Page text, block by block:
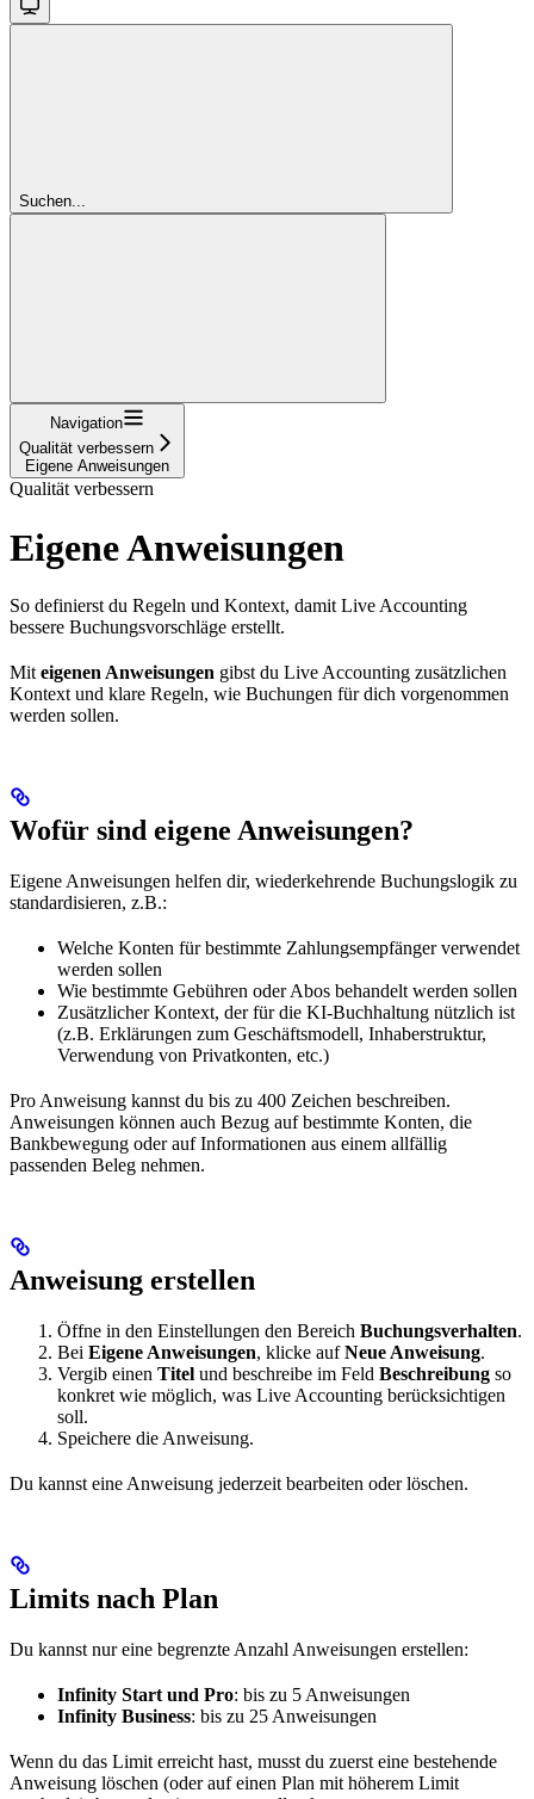
Suchen...
Navigation
Qualität verbessern
Eigene Anweisungen
Qualität verbessern
Eigene Anweisungen
So definierst du Regeln und Kontext, damit Live Accounting
bessere Buchungsvorschläge erstellt.
Mit eigenen Anweisungen gibst du Live Accounting zusätzlichen
Kontext und klare Regeln, wie Buchungen für dich vorgenommen
werden sollen.
Wofür sind eigene Anweisungen?
Eigene Anweisungen helfen dir, wiederkehrende Buchungslogik zu
standardisieren, z.B.:
Welche Konten für bestimmte Zahlungsempfänger verwendet
werden sollen
Wie bestimmte Gebühren oder Abos behandelt werden sollen
Zusätzlicher Kontext, der für die KI-Buchhaltung nützlich ist
(z.B. Erklärungen zum Geschäftsmodell, Inhaberstruktur,
Verwendung von Privatkonten, etc.)
Pro Anweisung kannst du bis zu 400 Zeichen beschreiben.
Anweisungen können auch Bezug auf bestimmte Konten, die
Bankbewegung oder auf Informationen aus einem allfällig
passenden Beleg nehmen.
Anweisung erstellen
Öffne in den Einstellungen den Bereich Buchungsverhalten.
Bei Eigene Anweisungen, klicke aufNeue Anweisung.
Vergib einen Titel und beschreibe im Feld Beschreibung so
konkret wie möglich, was Live Accounting berücksichtigen
soll.
Speichere die Anweisung.
Du kannst eine Anweisung jederzeit bearbeiten oder löschen.
Limits nach Plan
Du kannst nur eine begrenzte Anzahl Anweisungen erstellen:
Infinity Start und Pro: bis zu 5 Anweisungen
Infinity Business: bis zu 25 Anweisungen
Wenn du das Limit erreicht hast, musst du zuerst eine bestehende
Anweisung löschen (oder auf einen Plan mit höherem Limit